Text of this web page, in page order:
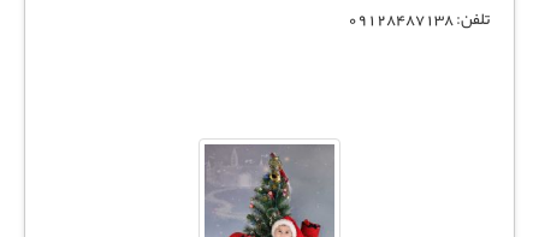
تلفن: 09128487138